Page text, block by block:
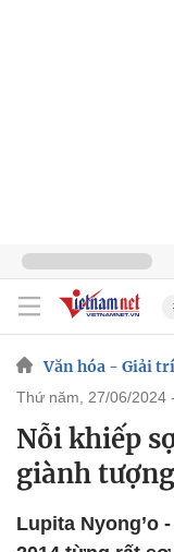
Văn hóa - Giải trí
thứ năm, 27/06/2024
Nỗi khiếp
giành
Lupita Nyong’o